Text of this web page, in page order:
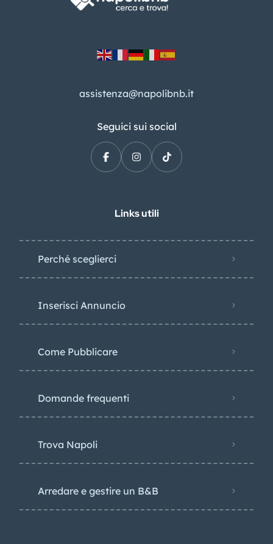
assistenza@napolibnb.it
Seguici sui social
Links utili
Perché sceglierci
Inserisci Annuncio
Come Pubblicare
Domande frequenti
Trova Napoli
Arredare e gestire un B&B